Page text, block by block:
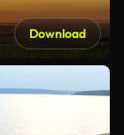
Download